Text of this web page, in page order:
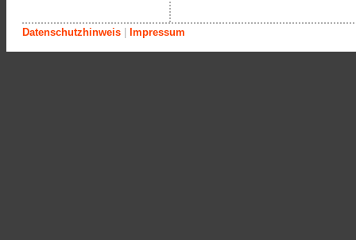
Datenschutzhinweis Impressum